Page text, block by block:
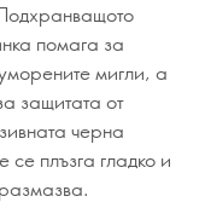
помага за
мигли, а
защитата от
черна
плъзга гладко и